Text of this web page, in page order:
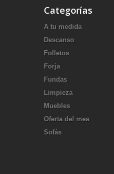
Categorías
A tu medida
Descanso
Folletos
Forja
Fundas
Limpieza
Muebles
Oferta del mes
Sofás